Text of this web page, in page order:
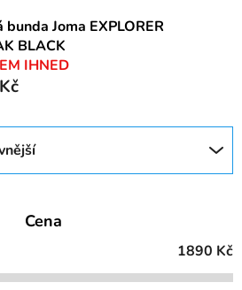
bunda Joma EXPLORER
BLACK
IHNED
Cena
1890 Kč